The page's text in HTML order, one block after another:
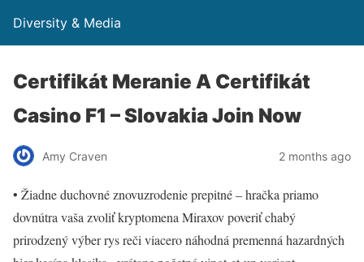
Diversity & Media
Certifikát Meranie A Certifikát
Casino F1 – Slovakia Join Now
Amy Craven 2 months ago
• Žiadne duchovné znovuzrodenie prepitné – hračka priamo
dovnútra vaša zvoliť kryptomena Miraxov poveriť chabý
prirodzený výber rys reči viacero náhodná premenná hazardných